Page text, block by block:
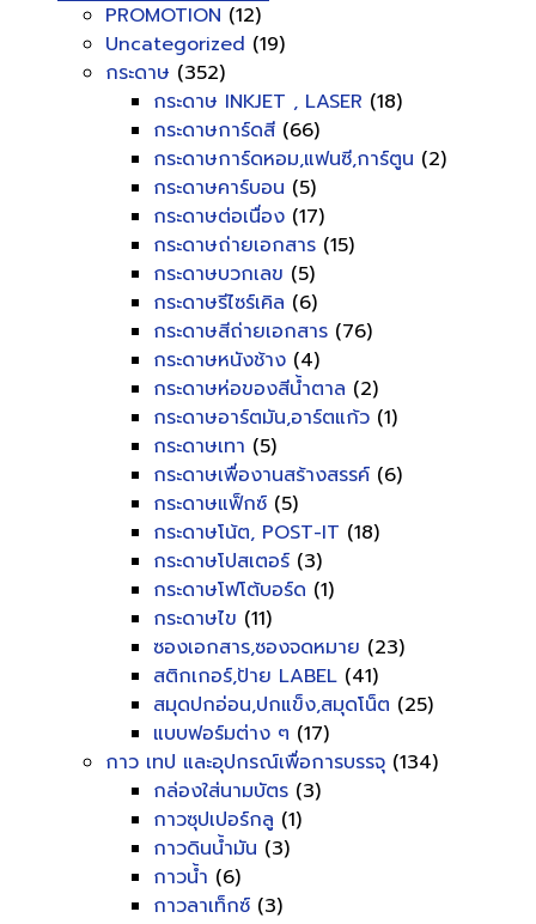
PROMOTION (12)
Uncategorized (19)
กระดาษ (352)
กระดาษ INKJET , LASER (18)
กระดาษการ์ดสี (66)
กระดาษการ์ดหอม,แฟนซี,การ์ตูน (2)
กระดาษคาร์บอน (5)
กระดาษต่อเนื่อง (17)
กระดาษถ่ายเอกสาร (15)
กระดาษบวกเลข (5)
กระดาษรีไซร์เคิล (6)
กระดาษสีถ่ายเอกสาร (76)
กระดาษหนังช้าง (4)
กระดาษห่อของสีน้ำตาล (2)
กระดาษอาร์ตมัน,อาร์ตแก้ว (1)
กระดาษเทา (5)
กระดาษเพื่องานสร้างสรรค์ (6)
กระดาษแฟ็กซ์ (5)
กระดาษโน้ต, POST-IT (18)
กระดาษโปสเตอร์ (3)
กระดาษโฟโต้บอร์ด (1)
กระดาษไข (11)
ซองเอกสาร,ซองจดหมาย (23)
สติกเกอร์,ป้าย LABEL (41)
สมุดปกอ่อน,ปกแข็ง,สมุดโน็ต (25)
แบบฟอร์มต่าง ๆ (17)
กาว เทป และอุปกรณ์เพื่อการบรรจุ (134)
กล่องใส่นามบัตร (3)
กาวซุปเปอร์กลู (1)
กาวดินน้ำมัน (3)
กาวน้ำ (6)
กาวลาเท็กซ์ (3)